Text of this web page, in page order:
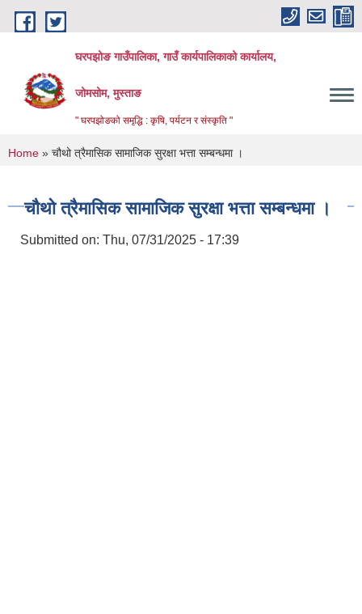
Skip to main content
घरपझोङ गाउँपालिका, गाउँ कार्यपालिकाको कार्यालय,
जोमसोम, मुस्ताङ
" घरपझोङको समृद्धि : कृषि, पर्यटन र संस्कृति "
You are here
Home » चौथो त्रैमासिक सामाजिक सुरक्षा भत्ता सम्बन्धमा ।
चौथो त्रैमासिक सामाजिक सुरक्षा भत्ता सम्बन्धमा ।
Submitted on: Thu, 07/31/2025 - 17:39